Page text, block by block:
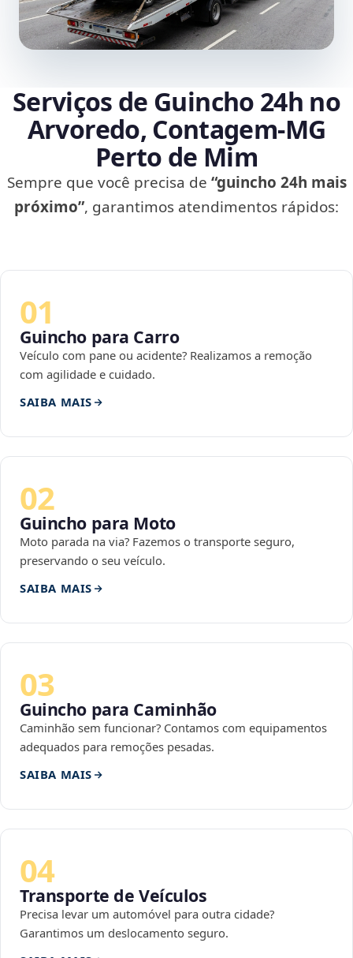
Serviços de Guincho 24h no
Arvoredo, Contagem‑MG
Perto de Mim
Sempre que você precisa de “guincho 24h mais
próximo”, garantimos atendimentos rápidos:
01
Guincho para Carro
Veículo com pane ou acidente? Realizamos a remoção
com agilidade e cuidado.
SAIBA MAIS
02
Guincho para Moto
Moto parada na via? Fazemos o transporte seguro,
preservando o seu veículo.
SAIBA MAIS
03
Guincho para Caminhão
Caminhão sem funcionar? Contamos com equipamentos
adequados para remoções pesadas.
SAIBA MAIS
04
Transporte de Veículos
Precisa levar um automóvel para outra cidade?
Garantimos um deslocamento seguro.